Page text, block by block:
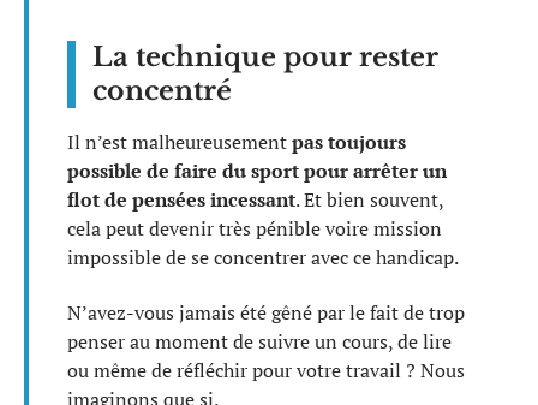
La technique pour rester
concentré
Il n’est malheureusementpas toujours
possible de faire du sport pour arrêter un
flot de pensées incessant. Et bien souvent,
cela peut devenir très pénible voire mission
impossible de se concentrer avec ce handicap.
N’avez-vous jamais été gêné par le fait de trop
penser au moment de suivre un cours, de lire
ou même de réfléchir pour votre travail ? Nous
imaginons que si.